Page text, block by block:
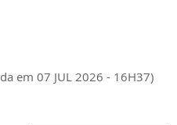
em 07 JUL 2026 - 16H37)